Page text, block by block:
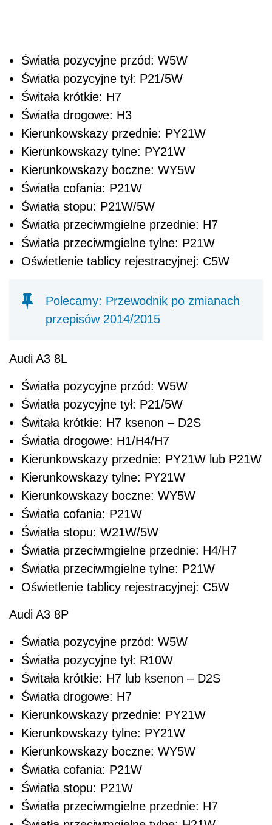
Światła pozycyjne przód: W5W
Światła pozycyjne tył: P21/5W
Świtała krótkie: H7
Światła drogowe: H3
Kierunkowskazy przednie: PY21W
Kierunkowskazy tylne: PY21W
Kierunkowskazy boczne: WY5W
Światła cofania: P21W
Światła stopu: P21W/5W
Światła przeciwmgielne przednie: H7
Światła przeciwmgielne tylne: P21W
Oświetlenie tablicy rejestracyjnej: C5W
Polecamy: Przewodnik po zmianach
przepisów 2014/2015
Audi A3 8L
Światła pozycyjne przód: W5W
Światła pozycyjne tył: P21/5W
Świtała krótkie: H7 ksenon – D2S
Światła drogowe: H1/H4/H7
Kierunkowskazy przednie: PY21W lub P21W
Kierunkowskazy tylne: PY21W
Kierunkowskazy boczne: WY5W
Światła cofania: P21W
Światła stopu: W21W/5W
Światła przeciwmgielne przednie: H4/H7
Światła przeciwmgielne tylne: P21W
Oświetlenie tablicy rejestracyjnej: C5W
Audi A3 8P
Światła pozycyjne przód: W5W
Światła pozycyjne tył: R10W
Świtała krótkie: H7 lub ksenon – D2S
Światła drogowe: H7
Kierunkowskazy przednie: PY21W
Kierunkowskazy tylne: PY21W
Kierunkowskazy boczne: WY5W
Światła cofania: P21W
Światła stopu: P21W
Światła przeciwmgielne przednie: H7